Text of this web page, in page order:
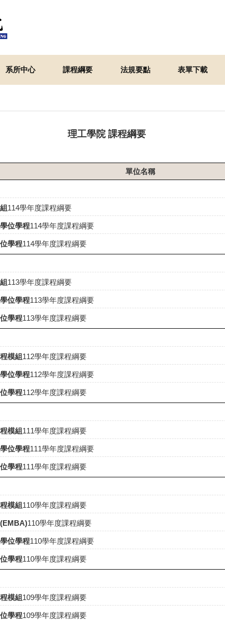
系所中心 課程綱要 法規要點 表單下載
理工學院 課程綱要
單位名稱
114學年度課程綱要
位學程114學年度課程綱要
學程114學年度課程綱要
113學年度課程綱要
位學程113學年度課程綱要
學程113學年度課程綱要
模組112學年度課程綱要
位學程112學年度課程綱要
學程112學年度課程綱要
模組111學年度課程綱要
位學程111學年度課程綱要
學程111學年度課程綱要
模組110學年度課程綱要
110學年度課程綱要
位學程110學年度課程綱要
學程110學年度課程綱要
模組109學年度課程綱要
學程109學年度課程綱要